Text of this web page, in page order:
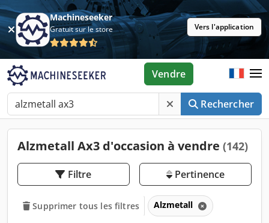
Machineseeker
Gratuit sur le store Vers l'application
Rechercher
Vendre
Alzmetall Ax3 d'occasion à vendre (142)
Filtre Pertinence
Supprimer tous les filtres Alzmetall